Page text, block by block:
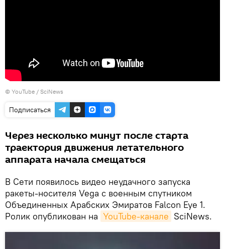
© YouTube / SciNews
Подписаться
Через несколько минут после старта
траектория движения летательного
аппарата начала смещаться
В Сети появилось видео неудачного запуска
ракеты-носителя Vega с военным спутником
Объединенных Арабских Эмиратов Falcon Eye 1.
Ролик опубликован на YouTube-канале SciNews.